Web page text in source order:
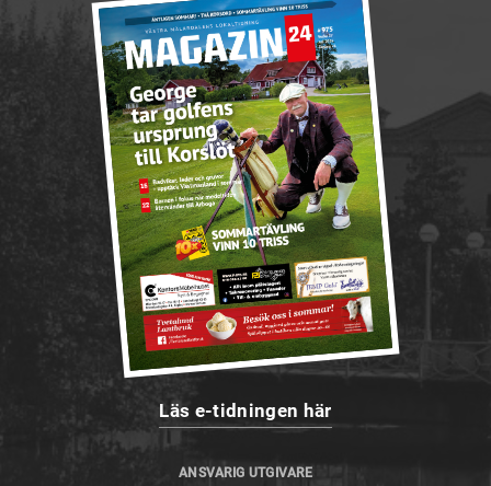
Läs e-tidningen här
ANSVARIG UTGIVARE